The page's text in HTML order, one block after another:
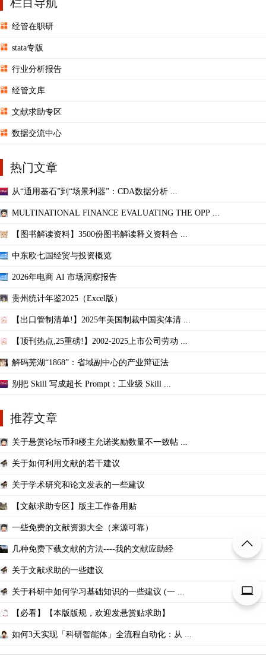
经管在职研
stata专版
行业分析报告
经管文库
文献求助专区
数据交流中心
热门文章
从“通用基石”到“场景利器”：CDA数据分析 ...
MULTINATIONAL FINANCE EVALUATING THE OPP ...
【图书解读资料】3500份图书解读释义资料合 ...
中东欧七国经贸与投资概览
2026年电商 AI 市场洞察报告
贵州统计年鉴2025（Excel版）
【出口管制清单!】2025年美国制裁中国实体清 ...
【顶刊热点,25重磅!】2002-2025上市公司劳动 ...
解码芜湖“1868”：省域副中心的产业辩证法
别把 Skill 写成超长 Prompt：工业级 Skill ...
推荐文章
关于悬赏论坛币和楼主允诺奖励数量不一致帖 ...
关于如何利用文献的若干建议
关于学术研究和论文发表的一些建议
【文献求助专区】版主工作备用贴
一些免费的文献资源大全（来源可靠）
几种免费下载文献的方法----我的文献应助经
关于文献求助的一些建议
关于科研中如何学习基础知识的一些建议 (一 ...
【必看】【本版版规，欢迎发悬赏贴求助】
如何3天实现「科研智能体」全流程自动化：从 ...